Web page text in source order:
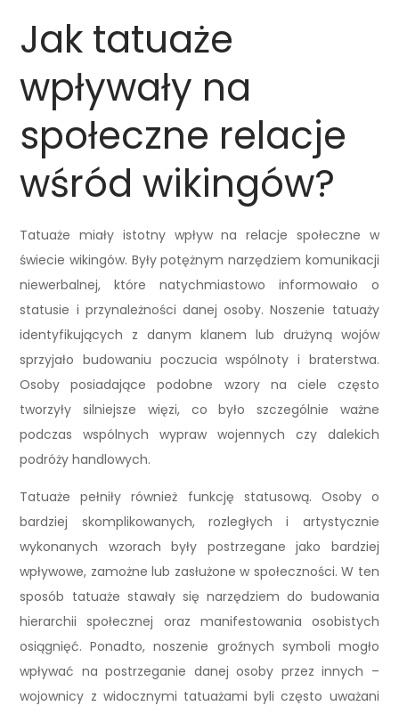
Jak tatuaże
wpływały na
społeczne relacje
wśród wikingów?
Tatuaże miały istotny wpływ na relacje społeczne w
świecie wikingów. Były potężnym narzędziem komunikacji
niewerbalnej, które natychmiastowo informowało o
statusie i przynależności danej osoby. Noszenie tatuaży
identyfikujących z danym klanem lub drużyną wojów
sprzyjało budowaniu poczucia wspólnoty i braterstwa.
Osoby posiadające podobne wzory na ciele często
tworzyły silniejsze więzi, co było szczególnie ważne
podczas wspólnych wypraw wojennych czy dalekich
podróży handlowych.
Tatuaże pełniły również funkcję statusową. Osoby o
bardziej skomplikowanych, rozległych i artystycznie
wykonanych wzorach były postrzegane jako bardziej
wpływowe, zamożne lub zasłużone w społeczności. W ten
sposób tatuaże stawały się narzędziem do budowania
hierarchii społecznej oraz manifestowania osobistych
osiągnięć. Ponadto, noszenie groźnych symboli mogło
wpływać na postrzeganie danej osoby przez innych –
wojownicy z widocznymi tatuażami byli często uważani